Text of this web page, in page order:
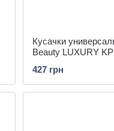
Кусачки
Beauty LUXURY
427 грн